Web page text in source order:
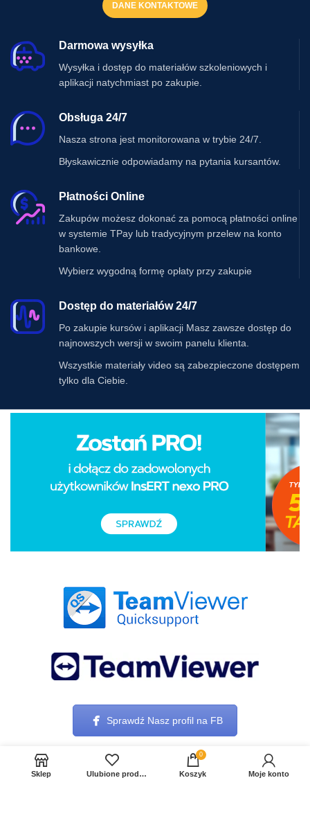
DANE KONTAKTOWE
Darmowa wysyłka
Wysyłka i dostęp do materiałów szkoleniowych i
aplikacji natychmiast po zakupie.
Obsługa 24/7
Nasza strona jest monitorowana w trybie 24/7.
Błyskawicznie odpowiadamy na pytania kursantów.
Płatności Online
Zakupów możesz dokonać za pomocą płatności online
w systemie TPay lub tradycyjnym przelew na konto
bankowe.
Wybierz wygodną formę opłaty przy zakupie
Dostęp do materiałów 24/7
Po zakupie kursów i aplikacji Masz zawsze dostęp do
najnowszych wersji w swoim panelu klienta.
Wszystkie materiały video są zabezpieczone dostępem
tylko dla Ciebie.
Sprawdź Nasz profil na FB
Sklep Ulubione produkty
0
Koszyk Moje konto